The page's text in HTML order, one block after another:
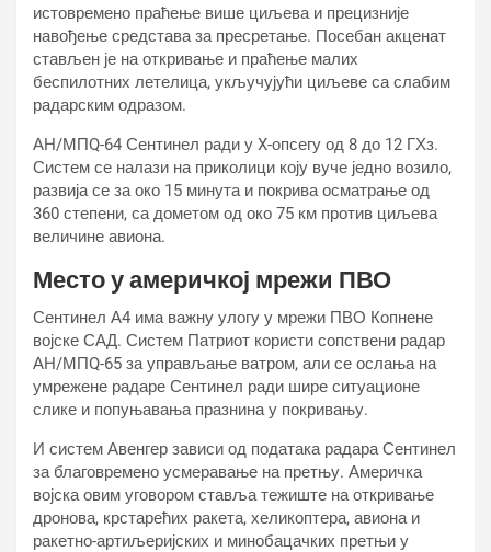
истовремено праћење више циљева и прецизније
навођење средстава за пресретање. Посебан акценат
стављен је на откривање и праћење малих
беспилотних летелица, укључујући циљеве са слабим
радарским одразом.
АН/МПQ-64 Сентинел ради у X-опсегу од 8 до 12 ГХз.
Систем се налази на приколици коју вуче једно возило,
развија се за око 15 минута и покрива осматрање од
360 степени, са дометом од око 75 км против циљева
величине авиона.
Место у америчкој мрежи ПВО
Сентинел А4 има важну улогу у мрежи ПВО Копнене
војске САД. Систем Патриот користи сопствени радар
АН/МПQ-65 за управљање ватром, али се ослања на
умрежене радаре Сентинел ради шире ситуационе
слике и попуњавања празнина у покривању.
И систем Авенгер зависи од података радара Сентинел
за благовремено усмеравање на претњу. Америчка
војска овим уговором ставља тежиште на откривање
дронова, крстарећих ракета, хеликоптера, авиона и
ракетно-артиљеријских и минобацачких претњи у